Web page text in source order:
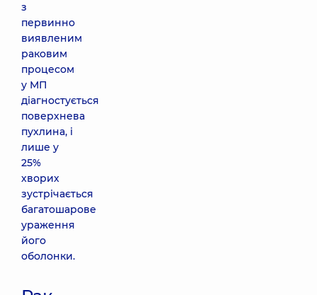
з
первинно
виявленим
раковим
процесом
у МП
діагностується
поверхнева
пухлина, і
лише у
25%
хворих
зустрічається
багатошарове
ураження
його
оболонки.